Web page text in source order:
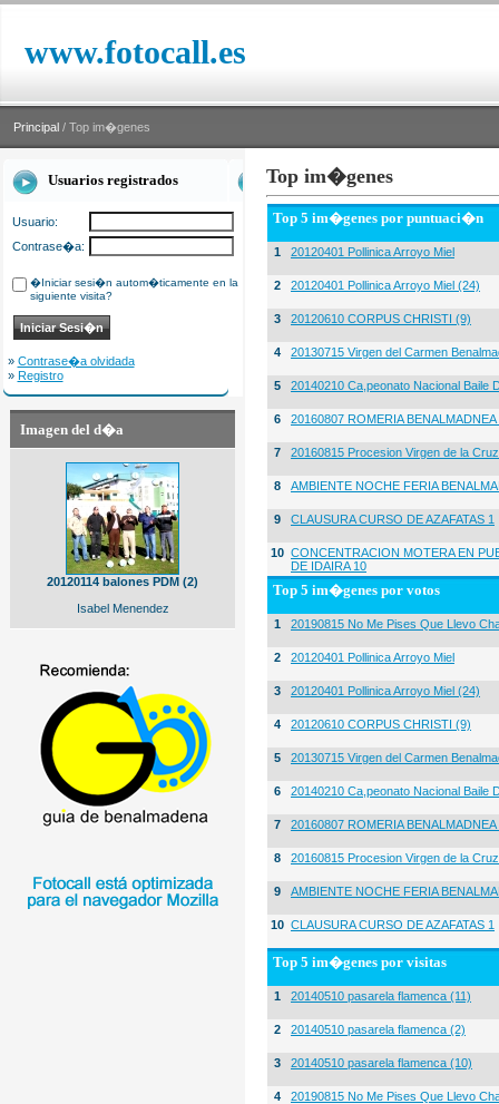
www.fotocall.es
Principal / Top im�genes
Usuarios registrados
Usuario:
Contrase�a:
�Iniciar sesi�n autom�ticamente en la
siguiente visita?
» Contrase�a olvidada
» Registro
Imagen del d�a
20120114 balones PDM (2)
Isabel Menendez
Top im�genes
Top 5 im�genes por puntuaci�n
1 20120401 Pollinica Arroyo Miel
2 20120401 Pollinica Arroyo Miel (24)
3 20120610 CORPUS CHRISTI (9)
4 20130715 Virgen del Carmen
5 20140210 Ca,peonato Nacional Baile
6 20160807 ROMERIA
7 20160815 Procesion Virgen de la
8 AMBIENTE NOCHE FERIA
9 CLAUSURA CURSO DE AZAFATAS 1
10 CONCENTRACION MOTERA EN
DE IDAIRA 10
Top 5 im�genes por votos
1 20190815 No Me Pises Que Llevo
2 20120401 Pollinica Arroyo Miel
3 20120401 Pollinica Arroyo Miel (24)
4 20120610 CORPUS CHRISTI (9)
5 20130715 Virgen del Carmen
6 20140210 Ca,peonato Nacional Baile
7 20160807 ROMERIA
8 20160815 Procesion Virgen de la
9 AMBIENTE NOCHE FERIA
10 CLAUSURA CURSO DE AZAFATAS 1
Top 5 im�genes por visitas
1 20140510 pasarela flamenca (11)
2 20140510 pasarela flamenca (2)
3 20140510 pasarela flamenca (10)
4 20190815 No Me Pises Que Llevo